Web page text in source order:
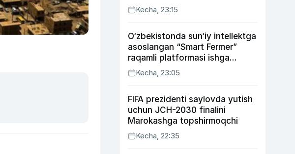
belgilash boshlandi
Kecha, 23:15
O‘zbekistonda sun‘iy intellektga
asoslangan “Smart Fermer”
raqamli platformasi ishga
tushiriladi
Kecha, 23:05
FIFA prezidenti saylovda yutish
uchun JCH-2030 finalini
Marokashga topshirmoqchi
Kecha, 22:35